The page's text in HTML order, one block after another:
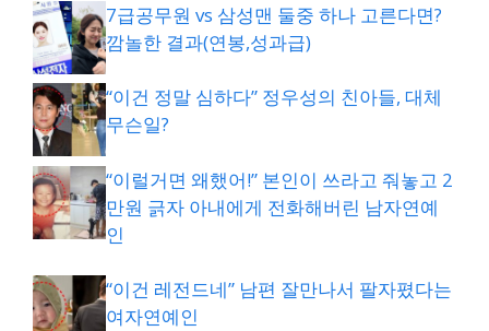
7급공무원 vs 삼성맨 둘중 하나 고른다면?
깜놀한 결과(연봉,성과급)
“이건 정말 심하다” 정우성의 친아들, 대체
무슨일?
“이럴거면 왜했어!” 본인이 쓰라고 줘놓고 2
만원 긁자 아내에게 전화해버린 남자연예
인
“이건 레전드네” 남편 잘만나서 팔자폈다는
여자연예인